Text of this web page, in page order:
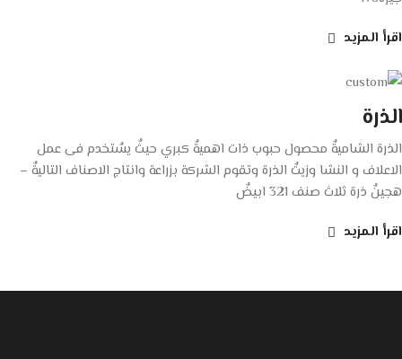
اقرأ المزيد
الذرة
الذرة الشاميةٌ محصول حبوب ذات اهميةٌ كبري حيثٌ يسٌتخدم فى عمل
الاعلاف و النشا وزيتٌ الذرة وتقوم الشركة بزراعة وانتاج الاصناف التاليةٌ –
هجينٌ ذرة ثلاث صنف 321 ابيضٌ
اقرأ المزيد